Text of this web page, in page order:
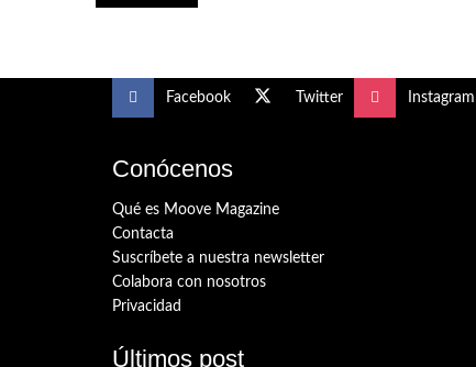
Facebook Twitter Instagram
Conócenos
Qué es Moove Magazine
Contacta
Suscríbete a nuestra newsletter
Colabora con nosotros
Privacidad
Últimos post